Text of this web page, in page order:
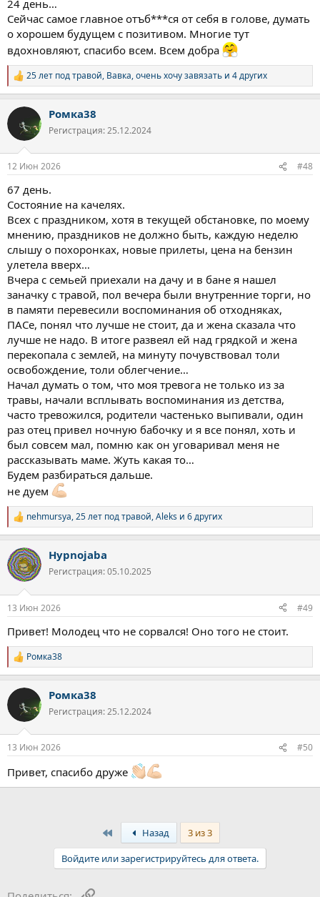
24 день…
Сейчас самое главное отъб***ся от себя в голове, думать
о хорошем будущем с позитивом. Многие тут
вдохновляют, спасибо всем. Всем добра
Р
е
к
и
25 лет под травой, Вавка,очень хочу завязать и 4 других
Ромка38
Регистрация: 25.12.2024
12 Июн 2026 #48
67 день.
Состояние на качелях.
Всех с праздником, хотя в текущей обстановке, по моему
мнению, праздников не должно быть, каждую неделю
слышу о похоронках, новые прилеты, цена на бензин
улетела вверх…
Вчера с семьей приехали на дачу и в бане я нашел
заначку с травой, пол вечера были внутренние торги, но
в памяти перевесили воспоминания об отходняках,
ПАСе, понял что лучше не стоит, да и жена сказала что
лучше не надо. В итоге развеял ей над грядкой и жена
перекопала с землей, на минуту почувствовал толи
освобождение, толи облегчение…
Начал думать о том, что моя тревога не только из за
травы, начали всплывать воспоминания из детства,
часто тревожился, родители частенько выпивали, один
раз отец привел ночную бабочку и я все понял, хоть и
был совсем мал, помню как он уговаривал меня не
рассказывать маме. Жуть какая то…
Будем разбираться дальше.
не дуем
Р
е
к
ц
и
nehmursya,25 лет под травой,Aleks и 6 других
Hypnojaba
Регистрация: 05.10.2025
13 Июн 2026 #49
Привет! Молодец что не сорвался! Оно того не стоит.
Р
е
к
и
Ромка38
Ромка38
Регистрация: 25.12.2024
13 Июн 2026 #50
Привет, спасибо друже
Назад
3 из 3
Войдите или зарегистрируйтесь для ответа.
Ссылка